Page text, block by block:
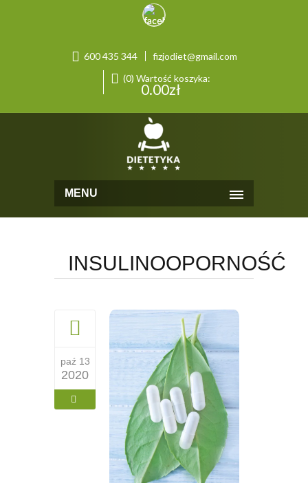
600 435 344
fizjodiet@gmail.com
(0) Wartość koszyka:
0.00zł
MENU
INSULINOOPORNOŚĆ
paź 13
2020